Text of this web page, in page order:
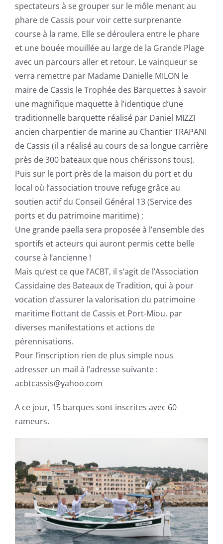
spectateurs à se grouper sur le môle menant au
phare de Cassis pour voir cette surprenante
course à la rame. Elle se déroulera entre le phare
et une bouée mouillée au large de la Grande Plage
avec un parcours aller et retour. Le vainqueur se
verra remettre par Madame Danielle MILON le
maire de Cassis le Trophée des Barquettes à savoir
une magnifique maquette à l’identique d’une
traditionnelle barquette réalisé par Daniel MIZZI
ancien charpentier de marine au Chantier TRAPANI
de Cassis (il a réalisé au cours de sa longue carrière
près de 300 bateaux que nous chérissons tous).
Puis sur le port près de la maison du port et du
local où l’association trouve refuge grâce au
soutien actif du Conseil Général 13 (Service des
ports et du patrimoine maritime) ;
Une grande paella sera proposée à l’ensemble des
sportifs et acteurs qui auront permis cette belle
course à l’ancienne !
Mais qu’est ce que l’ACBT, il s’agit de l’Association
Cassidaine des Bateaux de Tradition, qui à pour
vocation d’assurer la valorisation du patrimoine
maritime flottant de Cassis et Port-Miou, par
diverses manifestations et actions de
pérennisations.
Pour l’inscription rien de plus simple nous
adresser un mail à l’adresse suivante :
acbtcassis@yahoo.com
A ce jour, 15 barques sont inscrites avec 60
rameurs.